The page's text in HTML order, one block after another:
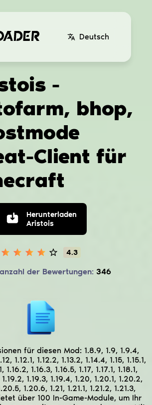
Deutsch
-
bhop,
Client für
Herunterladen
Aristois
4.3
der Bewertungen: 346
für diesen Mod: 1.8.9, 1.9, 1.9.4,
1.12.1, 1.12.2, 1.13.2, 1.14.4, 1.15, 1.15.1,
1.16.2, 1.16.3, 1.16.5, 1.17, 1.17.1, 1.18.1,
1.19.2, 1.19.3, 1.19.4, 1.20, 1.20.1, 1.20.2,
1.20.6, 1.21, 1.21.1, 1.21.2, 1.21.3,
über 100 In-Game-Module, um Ihr